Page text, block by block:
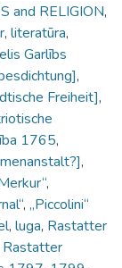
and RELIGION,
, literatūra,
Garlībs
,
Freiheit],
1765,
,
,
, „Piccolini“
, luga, Rastatter
Rastatter